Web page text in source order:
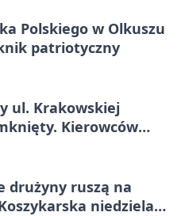
Polskiego w Olkuszu
patriotyczny
ul. Krakowskiej
Kierowców
drużyny ruszą na
niedziela